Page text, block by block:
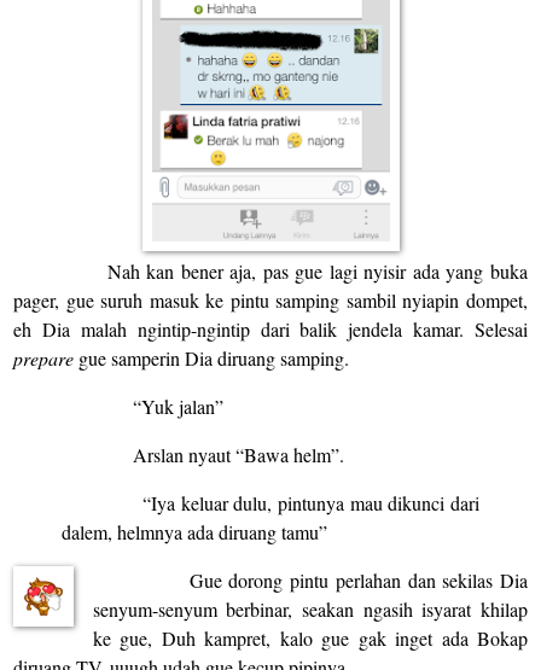
Nah kan bener aja, pas gue lagi nyisir ada yang buka
pager, gue suruh masuk ke pintu samping sambil nyiapin dompet,
eh Dia malah ngintip-ngintip dari balik jendela kamar. Selesai
prepare gue samperin Dia diruang samping.
“Yuk jalan”
Arslan nyaut “Bawa helm”.
“Iya keluar dulu, pintunya mau dikunci dari
dalem, helmnya ada diruang tamu”
Gue dorong pintu perlahan dan sekilas Dia
senyum-senyum berbinar, seakan ngasih isyarat khilap
ke gue, Duh kampret, kalo gue gak inget ada Bokap